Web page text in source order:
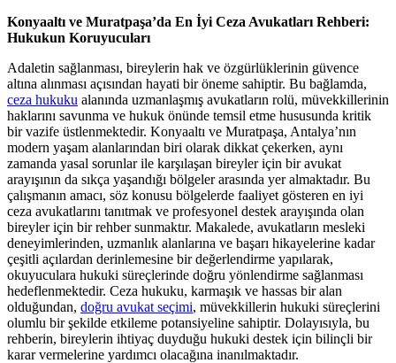
Konyaaltı ve Muratpaşa’da En İyi Ceza Avukatları Rehberi:
Hukukun Koruyucuları
Adaletin sağlanması, bireylerin hak ve özgürlüklerinin güvence
altına alınması açısından hayati bir öneme sahiptir. Bu bağlamda,
ceza hukuku alanında uzmanlaşmış avukatların rolü, müvekkillerinin
haklarını savunma ve hukuk önünde temsil etme hususunda kritik
bir vazife üstlenmektedir. Konyaaltı ve Muratpaşa, Antalya’nın
modern yaşam alanlarından biri olarak dikkat çekerken, aynı
zamanda yasal sorunlar ile karşılaşan bireyler için bir avukat
arayışının da sıkça yaşandığı bölgeler arasında yer almaktadır. Bu
çalışmanın amacı, söz konusu bölgelerde faaliyet gösteren en iyi
ceza avukatlarını tanıtmak ve profesyonel destek arayışında olan
bireyler için bir rehber sunmaktır. Makalede, avukatların mesleki
deneyimlerinden, uzmanlık alanlarına ve başarı hikayelerine kadar
çeşitli açılardan derinlemesine bir değerlendirme yapılarak,
okuyuculara hukuki süreçlerinde doğru yönlendirme sağlanması
hedeflenmektedir. Ceza hukuku, karmaşık ve hassas bir alan
olduğundan, doğru avukat seçimi, müvekkillerin hukuki süreçlerini
olumlu bir şekilde etkileme potansiyeline sahiptir. Dolayısıyla, bu
rehberin, bireylerin ihtiyaç duyduğu hukuki destek için bilinçli bir
karar vermelerine yardımcı olacağına inanılmaktadır.